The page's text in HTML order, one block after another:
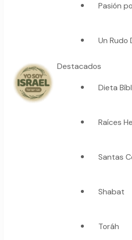
"La suma de tu palabra,
Pasión
Un Rudo
Destacados
Dieta
Raíces
Santas
Shabat
Toráh